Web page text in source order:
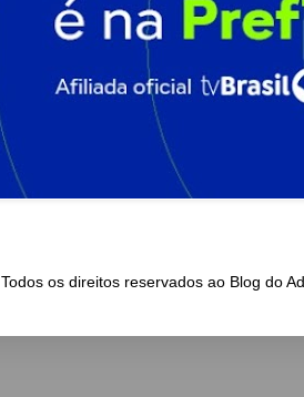
Todos os direitos reservados ao Blog do